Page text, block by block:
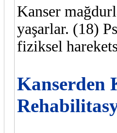
Kanser
yaşarlar. (18)
fiziksel
Kanserden